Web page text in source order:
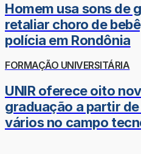
Homem usa sons de
retaliar choro de
polícia em Rondônia
FORMAÇÃO UNIVERSITÁRIA
UNIR oferece oito
graduação a partir
vários no campo